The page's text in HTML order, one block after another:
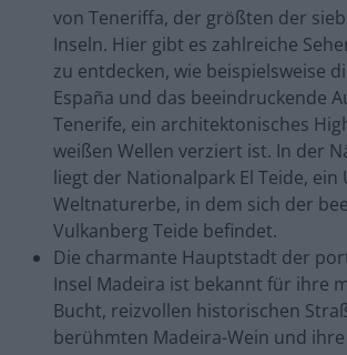
von Teneriffa, der größten der
Inseln. Hier gibt es zahlreiche
zu entdecken, wie beispielsweise
España und das beeindruckende
Tenerife, ein architektonisches
weißen Wellen verziert ist. In der
liegt der Nationalpark El Teide, ein
Weltnaturerbe, in dem sich der
Vulkanberg Teide befindet.
Die charmante Hauptstadt der
Insel Madeira ist bekannt für ihre
Bucht, reizvollen historischen
berühmten Madeira-Wein und